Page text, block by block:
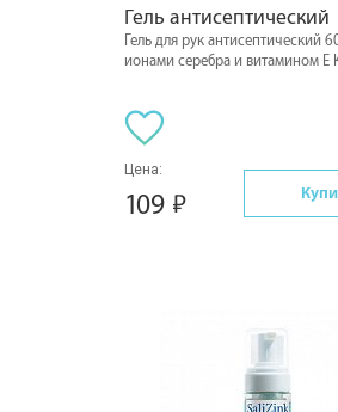
Гель антисептический
Гель для рук антисептический
ионами серебра и витамином Е
Цена:
109